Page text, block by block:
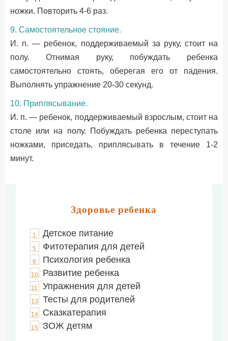
ножки. Повторить 4-6 раз.
9. Самостоятельное стояние.
И. п. — ребенок, поддерживаемый за руку, стоит на
полу. Отнимая руку, побуждать ребенка
самостоятельно стоять, оберегая его от падения.
Выполнять упражнение 20-30 секунд.
10. Приплясывание.
И. п. — ребенок, поддерживаемый взрослым, стоит на
столе или на полу. Побуждать ребенка переступать
ножками, приседать, приплясывать в течение 1-2
минут.
Здоровье ребенка
1 Детское питание
5 Фитотерапия для детей
8 Психология ребенка
10 Развитие ребенка
11 Упражнения для детей
13 Тесты для родителей
14 Сказкатерапия
15 ЗОЖ детям